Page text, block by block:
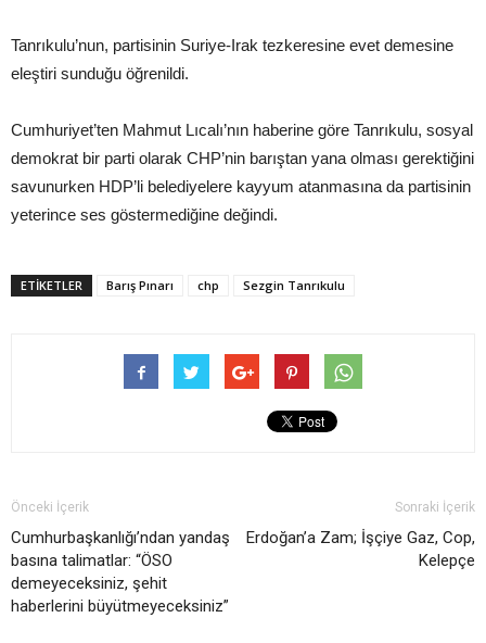
Tanrıkulu’nun, partisinin Suriye-Irak tezkeresine evet demesine
eleştiri sunduğu öğrenildi.
Cumhuriyet’ten Mahmut Lıcalı’nın haberine göre Tanrıkulu, sosyal
demokrat bir parti olarak CHP’nin barıştan yana olması gerektiğini
savunurken HDP’li belediyelere kayyum atanmasına da partisinin
yeterince ses göstermediğine değindi.
ETIKETLER Barış Pınarı chp Sezgin Tanrıkulu
Önceki İçerik
Cumhurbaşkanlığı’ndan yandaş
basına talimatlar: “ÖSO
demeyeceksiniz, şehit
haberlerini büyütmeyeceksiniz”
Sonraki İçerik
Erdoğan’a Zam; İşçiye Gaz, Cop,
Kelepçe